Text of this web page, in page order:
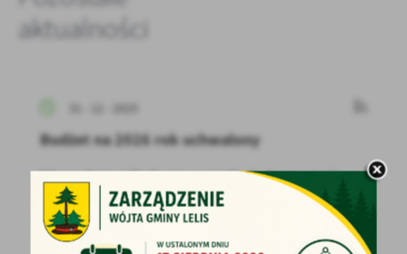
aktualności
Budżet na 2026 rok uchwalony
30 grudnia odbyła się sesja Rady Gminy Lelis,
podczas której radni podjęli jedną
z najważniejszych...